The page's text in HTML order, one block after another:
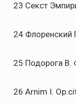
23 Секст
24 Флоренский
25 Подорога В.
26 Arnim I.